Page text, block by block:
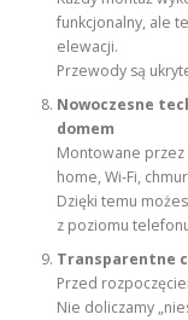
funkcjonalny, ale
elewacji.
Przewody są
Nowoczesne
domem
Montowane przez
home, Wi-Fi,
Dzięki temu
z poziomu
Transparentne
Przed
Nie doliczamy